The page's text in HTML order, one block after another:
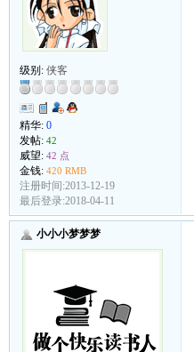
级别: 侠客
精华: 0
发帖: 42
威望: 42 点
金钱: 420 RMB
注册时间:2013-12-19
最后登录:2018-04-11
小小小梦梦梦